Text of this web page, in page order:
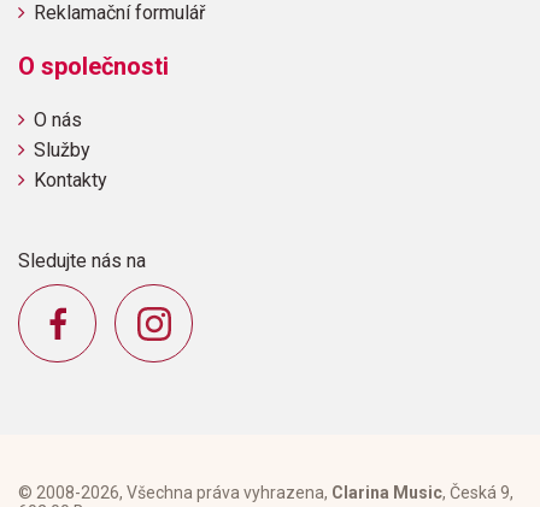
Reklamační formulář
O společnosti
O nás
Služby
Kontakty
Sledujte nás na
© 2008-2026, Všechna práva vyhrazena, Clarina Music, Česká 9,